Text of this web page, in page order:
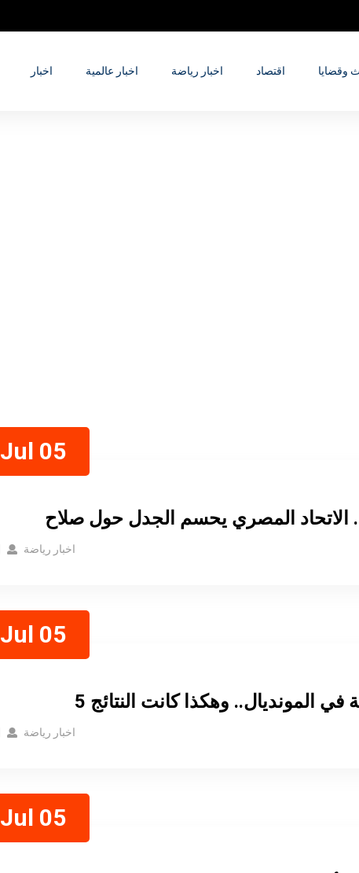
اخبار اخبار عالمية اخبار رياضة اقتصاد وقضايا
Jul 05
الاتحاد المصري يحسم الجدل حول صلاح
اخبار رياضة
Jul 05
في المونديال.. وهكذا كانت النتائج
اخبار رياضة
Jul 05